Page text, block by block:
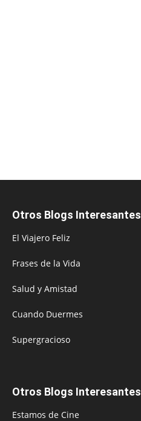
Otros Blogs Interesantes
El Viajero Feliz
Frases de la Vida
Salud y Amistad
Cuando Duermes
Supergracioso
Otros Blogs Interesantes
Estamos de Cine